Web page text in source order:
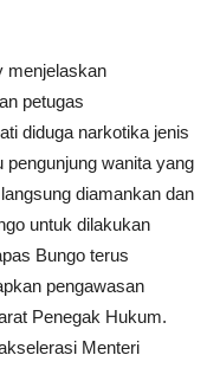
menjelaskan
petugas
diduga narkotika jenis
pengunjung wanita yang
diamankan dan
untuk dilakukan
Bungo terus
pengawasan
Penegak Hukum.
Menteri